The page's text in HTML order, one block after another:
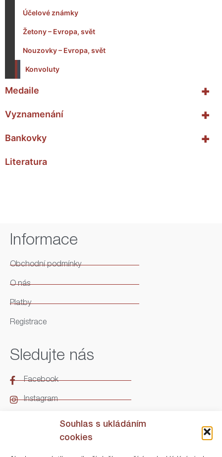
Souhlas s ukládáním
cookies
Účelové známky
Žetony – Evropa, svět
Nouzovky – Evropa, svět
Konvoluty
+
Medaile
+
Vyznamenání
+
Bankovky
Literatura
Informace
Obchodní podmínky
O nás
Platby
Registrace
Sledujte nás
Facebook
Instagram
Kontakt